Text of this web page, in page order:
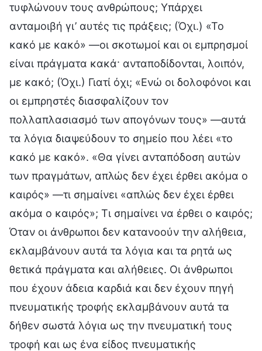
τυφλώνουν τους ανθρώπους; Υπάρχει
ανταμοιβή γι’ αυτές τις πράξεις; (Όχι.) «Το
κακό με κακό» —οι σκοτωμοί και οι εμπρησμοί
είναι πράγματα κακά· ανταποδίδονται, λοιπόν,
με κακό; (Όχι.) Γιατί όχι; «Ενώ οι δολοφόνοι και
οι εμπρηστές διασφαλίζουν τον
πολλαπλασιασμό των απογόνων τους» —αυτά
τα λόγια διαψεύδουν το σημείο που λέει «το
κακό με κακό». «Θα γίνει ανταπόδοση αυτών
των πραγμάτων, απλώς δεν έχει έρθει ακόμα ο
καιρός» —τι σημαίνει «απλώς δεν έχει έρθει
ακόμα ο καιρός»; Τι σημαίνει να έρθει ο καιρός;
Όταν οι άνθρωποι δεν κατανοούν την αλήθεια,
εκλαμβάνουν αυτά τα λόγια και τα ρητά ως
θετικά πράγματα και αλήθειες. Οι άνθρωποι
που έχουν άδεια καρδιά και δεν έχουν πηγή
πνευματικής τροφής εκλαμβάνουν αυτά τα
δήθεν σωστά λόγια ως την πνευματική τους
τροφή και ως ένα είδος πνευματικής